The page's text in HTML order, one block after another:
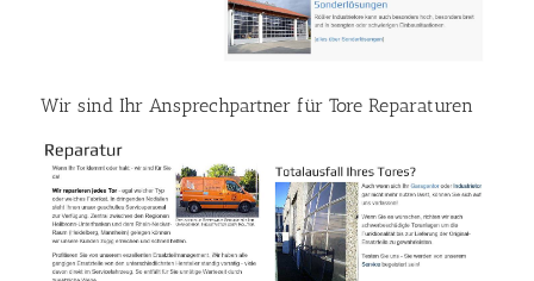
Wir sind Ihr Ansprechpartner für Tore Reparaturen